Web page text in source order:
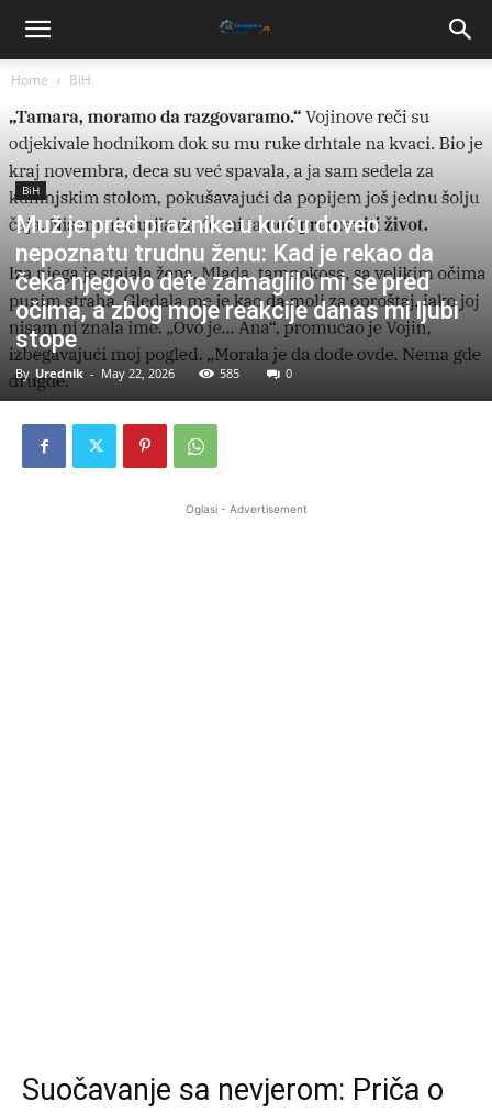
Home BiH
BiH
Muž je pred praznike u kuću doveo
nepoznatu trudnu ženu: Kad je rekao da
čeka njegovo dete zamaglilo mi se pred
očima, a zbog moje reakcije danas mi ljubi
stope
By Urednik - May 22, 2026 585 0
Oglasi - Advertisement
Suočavanje sa nevjerom: Priča o